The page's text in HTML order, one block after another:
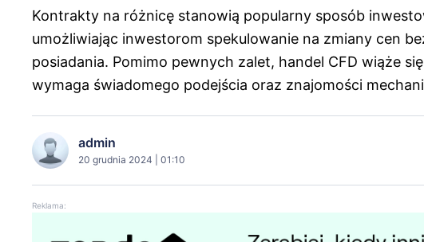
Kontrakty na różnicę stanowią popularny sposób
umożliwiając inwestorom spekulowanie na zmiany cen
posiadania. Pomimo pewnych zalet, handel CFD wiąże
wymaga świadomego podejścia oraz znajomości
admin
20 grudnia 2024 | 01:10
Reklama: